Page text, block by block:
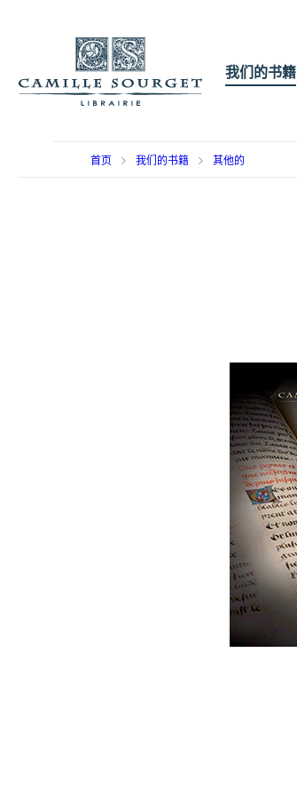
我们的书籍
首页 我们的书籍 其他的